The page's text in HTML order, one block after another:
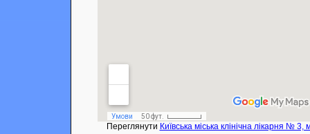
Переглянути Київська міська клінічна лікарня № 3,